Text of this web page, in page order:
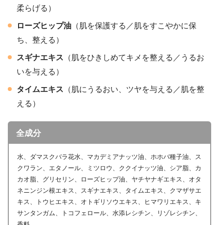
柔らげる）
ローズヒップ油 （肌を保護する／肌をすこやかに保
ち、整える）
スギナエキス （肌をひきしめてキメを整える／うるお
いを与える）
タイムエキス （肌にうるおい、ツヤを与える／肌を整
える）
全成分
水、ダマスクバラ花水、マカデミアナッツ油、ホホバ種子油、ス
クワラン、エタノール、ミツロウ、ククイナッツ油、シア脂、カ
カオ脂、グリセリン、ローズヒップ油、ヤチヤナギエキス、オタ
ネニンジン根エキス、スギナエキス、タイムエキス、クマザサエ
キス、トウヒエキス、オトギリソウエキス、ヒマワリエキス、キ
サンタンガム、トコフェロール、水添レシチン、リゾレシチン、